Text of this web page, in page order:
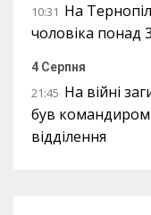
10:31 На
чоловіка понад
4 Серпня
21:45 На війні
був
відділення